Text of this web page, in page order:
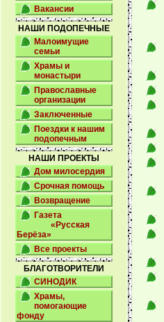
Вакансии
НАШИ ПОДОПЕЧНЫЕ
Малоимущие
семьи
Храмы и
монастыри
Православные
организации
Заключенные
Поездки к нашим
подопечным
НАШИ ПРОЕКТЫ
Дом милосердия
Срочная помощь
Возвращение
Газета
«Русская
Берёза»
Все проекты
БЛАГОТВОРИТЕЛИ
СИНОДИК
Храмы,
помогающие
фонду